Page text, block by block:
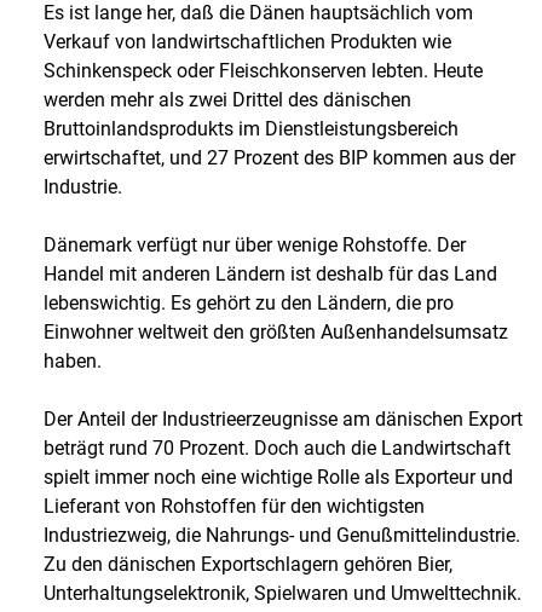
Es ist lange her, daß die Dänen hauptsächlich vom
Verkauf von landwirtschaftlichen Produkten wie
Schinkenspeck oder Fleischkonserven lebten. Heute
werden mehr als zwei Drittel des dänischen
Bruttoinlandsprodukts im Dienstleistungsbereich
erwirtschaftet, und 27 Prozent des BIP kommen aus der
Industrie.
Dänemark verfügt nur über wenige Rohstoffe. Der
Handel mit anderen Ländern ist deshalb für das Land
lebenswichtig. Es gehört zu den Ländern, die pro
Einwohner weltweit den größten Außenhandelsumsatz
haben.
Der Anteil der Industrieerzeugnisse am dänischen Export
beträgt rund 70 Prozent. Doch auch die Landwirtschaft
spielt immer noch eine wichtige Rolle als Exporteur und
Lieferant von Rohstoffen für den wichtigsten
Industriezweig, die Nahrungs- und Genußmittelindustrie.
Zu den dänischen Exportschlagern gehören Bier,
Unterhaltungselektronik, Spielwaren und Umwelttechnik.